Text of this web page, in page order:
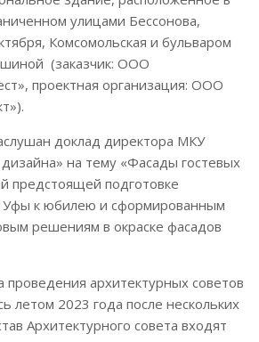
улицами Бессонова,
Комсомольская и бульваром
(заказчик: ООО
проектная организация: ООО
доклад директора МКУ
на тему «Фасады гостевых
предстоящей подготовке
Уфы к юбилею и сформированным
решениям в окраске фасадов
проведения архитектурных советов
летом 2023 года после нескольких
Архитектурного совета входят